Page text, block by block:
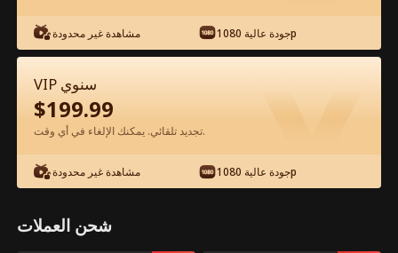
الحلقة 20 - حب في ظل صمت الفيلم كامل
0-49 50-85 جميع الحلقات
مشاهدة غير محدودة جودة عالية 1080p
VIP سنوي
$199.99
تجديد تلقائي. يمكنك الإلغاء في أي وقت.
مشاهدة غير محدودة جودة عالية 1080p
شحن العملات